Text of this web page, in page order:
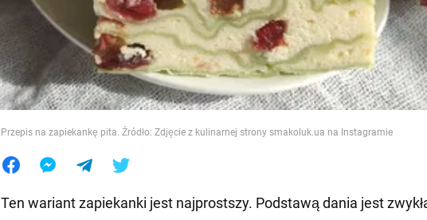
Jedzenie
Przepis na zapiekankę pita. Źródło: Zdjęcie z kulinarnej strony smakoluk.ua na Instagramie
Ten wariant zapiekanki jest najprostszy. Podstawą dania jest